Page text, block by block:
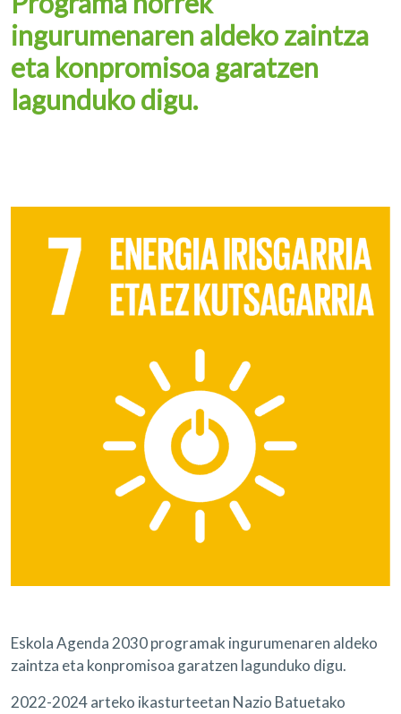
ingurumenaren aldeko zaintza
eta konpromisoa garatzen
lagunduko digu.
Eskola Agenda 2030 programak ingurumenaren aldeko
zaintza eta konpromisoa garatzen lagunduko digu.
2022-2024 arteko ikasturteetan Nazio Batuetako